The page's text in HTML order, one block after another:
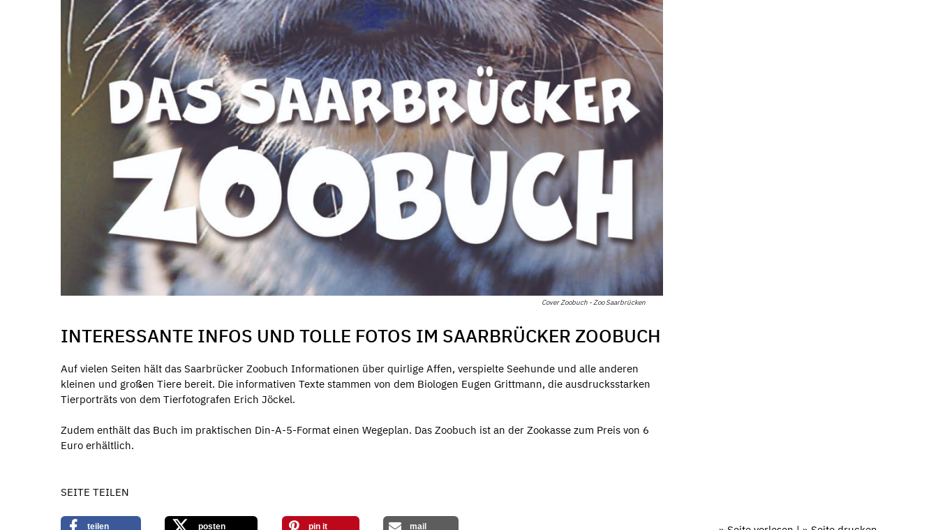
Cover Zoobuch - Zoo Saarbrücken
INTERESSANTE INFOS UND TOLLE FOTOS IM SAARBRÜCKER ZOOBUCH
Auf vielen Seiten hält das Saarbrücker Zoobuch Informationen über quirlige Affen, verspielte Seehunde und alle anderen
kleinen und großen Tiere bereit. Die informativen Texte stammen von dem Biologen Eugen Grittmann, die ausdrucksstarken
Tierporträts von dem Tierfotografen Erich Jöckel.
Zudem enthält das Buch im praktischen Din-A-5-Format einen Wegeplan. Das Zoobuch ist an der Zookasse zum Preis von 6
Euro erhältlich.
SEITE TEILEN
teilen posten pin it mail